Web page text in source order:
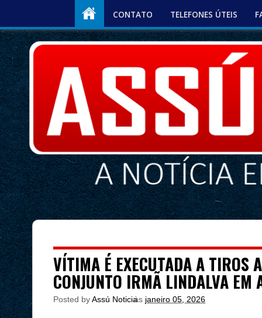
CONTATO TELEFONES ÚTEIS
VÍTIMA É EXECUTADA A TIROS
CONJUNTO IRMÃ LINDALVA EM
Posted byAssú Noticia
às janeiro 05, 2026